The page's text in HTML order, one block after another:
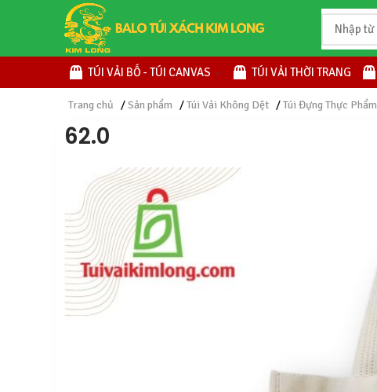
TÚI VẢI BỐ - TÚI CANVAS TÚI VẢI THỜI TRANG
Trang chủ /Sản phẩm /Túi Vải Không Dệt /Túi Đựng Thực Phẩm
62.0